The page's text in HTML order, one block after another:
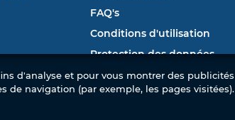
FAQ's
Conditions d'utilisation
Protection des données
d'analyse et pour vous montrer des publicités
de navigation (par exemple, les pages visitées).